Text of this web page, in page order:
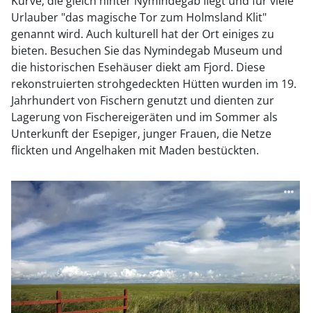
Urlauber "das magische Tor zum Holmsland Klit"
genannt wird. Auch kulturell hat der Ort einiges zu
bieten. Besuchen Sie das Nymindegab Museum und
die historischen Esehäuser diekt am Fjord. Diese
rekonstruierten strohgedeckten Hütten wurden im 19.
Jahrhundert von Fischern genutzt und dienten zur
Lagerung von Fischereigeräten und im Sommer als
Unterkunft der Esepiger, junger Frauen, die Netze
flickten und Angelhaken mit Maden bestückten.